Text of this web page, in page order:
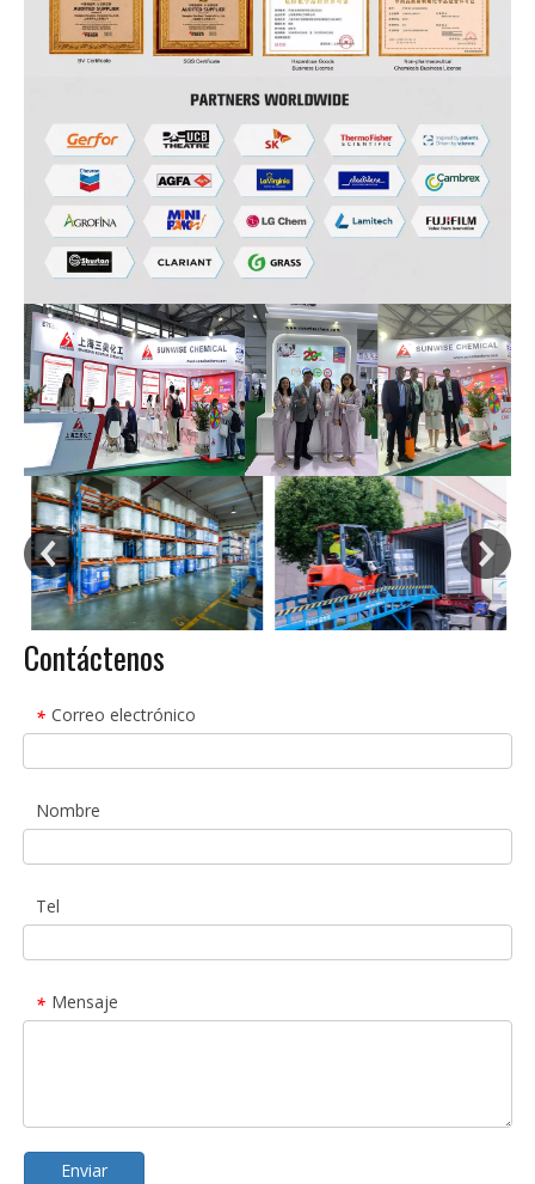
Contáctenos
* Correo electrónico
Nombre
Tel
* Mensaje
Enviar